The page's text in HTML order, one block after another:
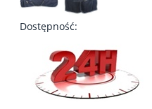
Dostępność: